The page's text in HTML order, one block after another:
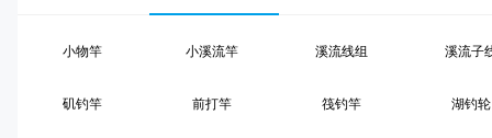
小物竿 小溪流竿 溪流线组 溪流子
矶钓竿 前打竿 筏钓竿 湖钓轮